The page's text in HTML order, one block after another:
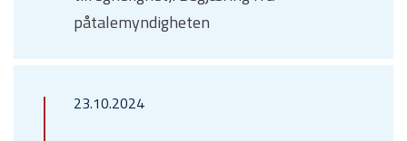
påtalemyndigheten
23.10.2024